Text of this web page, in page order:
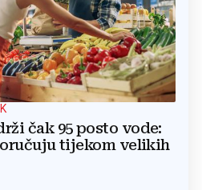
čak 95 posto vode:
tijekom velikih